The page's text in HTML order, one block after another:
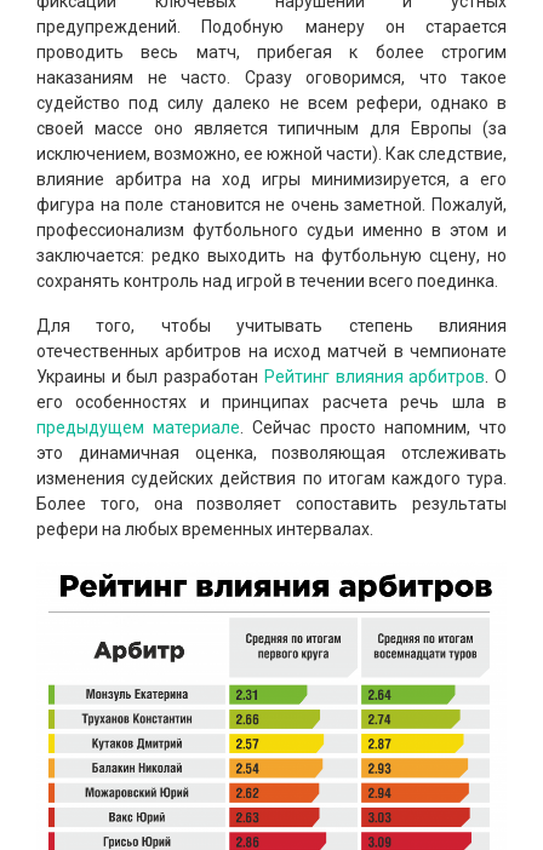
предупреждений. Подобную манеру он старается
проводить весь матч, прибегая к более строгим
наказаниям не часто. Сразу оговоримся, что такое
судейство под силу далеко не всем рефери, однако в
своей массе оно является типичным для Европы (за
исключением, возможно, ее южной части). Как следствие,
влияние арбитра на ход игры минимизируется, а его
фигура на поле становится не очень заметной. Пожалуй,
профессионализм футбольного судьи именно в этом и
заключается: редко выходить на футбольную сцену, но
сохранять контроль над игрой в течении всего поединка.
Для того, чтобы учитывать степень влияния
отечественных арбитров на исход матчей в чемпионате
Украины и был разработан Рейтинг влияния арбитров. О
его особенностях и принципах расчета речь шла в
предыдущем материале. Сейчас просто напомним, что
это динамичная оценка, позволяющая отслеживать
изменения судейских действия по итогам каждого тура.
Более того, она позволяет сопоставить результаты
рефери на любых временных интервалах.